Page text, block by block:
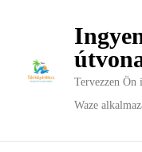
Tervezzen Ön
Waze